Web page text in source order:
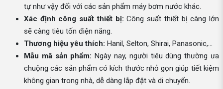
tự như vậy đối với các sản phẩm máy bơm nước khác.
Xác định công suất thiết bị: Công suất thiết bị càng lớn
sẽ càng tiêu tốn điện năng.
Thương hiệu yêu thích: Hanil, Selton, Shirai, Panasonic,...
Mẫu mã sản phẩm: Ngày nay, người tiêu dùng thường ưa
chuộng các sản phẩm có kích thước nhỏ gọn giúp tiết kiệm
không gian trong nhà, dễ dàng lắp đặt và di chuyển.